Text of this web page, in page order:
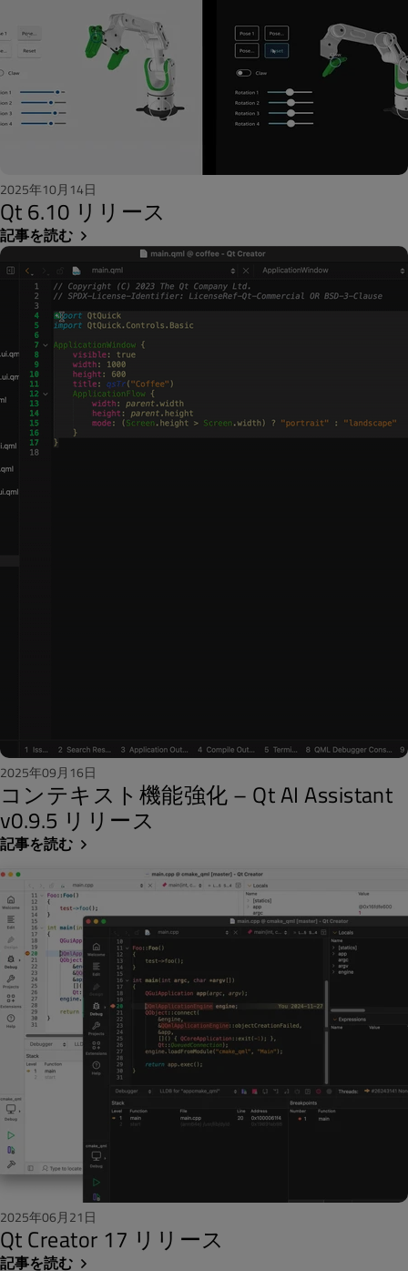
2025年10月14日
Qt 6.10 リリース
記事を読む
2025年09月16日
コンテキスト機能強化 – Qt AI Assistant
v0.9.5 リリース
記事を読む
2025年06月21日
Qt Creator 17 リリース
記事を読む